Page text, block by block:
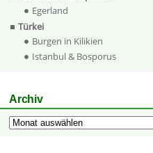
Egerland
Türkei
Burgen in Kilikien
Istanbul & Bosporus
Archiv
Archiv